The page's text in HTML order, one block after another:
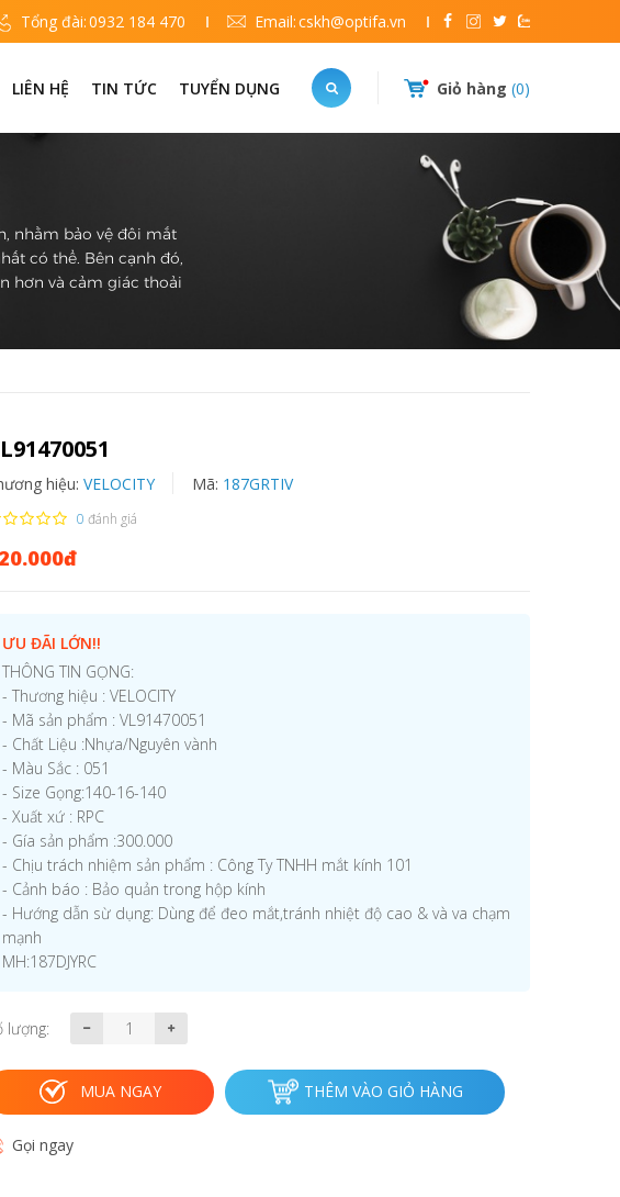
Tổng đài:0932 184 470 Email:cskh@optifa.vn
LIÊN HỆ TIN TỨC TUYỂN DỤNG Giỏ hàng 0
nhằm bảo vệ đôi mắt
có thể. Bên cạnh đó,
hơn và cảm giác thoải
hiệu:VELOCITY Mã: 187GRTIV
0 đánh giá
ƯU ĐÃI LỚN!!
THÔNG TIN GỌNG:
- Thương hiệu : VELOCITY
- Mã sản phẩm : VL91470051
- Chất Liệu :Nhựa/Nguyên vành
- Màu Sắc : 051
- Size Gọng:140-16-140
- Xuất xứ : RPC
- Gía sản phẩm :300.000
- Chịu trách nhiệm sản phẩm : Công Ty TNHH mắt kính 101
- Cảnh báo : Bảo quản trong hộp kính
- Hướng dẫn sừ dụng: Dùng để đeo mắt,tránh nhiệt độ cao & và va chạm
mạnh
MH:187DJYRC
lượng:
MUA NGAY THÊM VÀO GIỎ HÀNG
Gọi ngay